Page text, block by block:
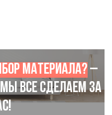
материала?–
все сделаем за